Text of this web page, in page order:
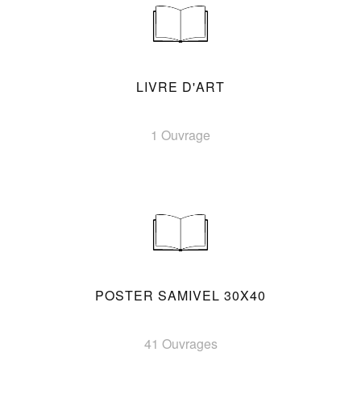
LIVRE D'ART
1 Ouvrage
POSTER SAMIVEL 30X40
41 Ouvrages